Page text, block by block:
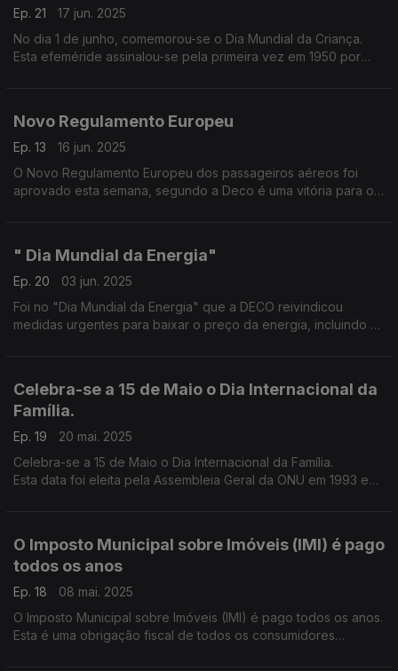
Ep. 21
17 jun. 2025
No dia 1 de junho, comemorou-se o Dia Mundial da Criança.
Esta efeméride assinalou-se pela primeira vez em 1950 por
Novo Regulamento Europeu
Ep. 13
16 jun. 2025
O Novo Regulamento Europeu dos passageiros aéreos foi
aprovado esta semana, segundo a Deco é uma vitória para os
" Dia Mundial da Energia"
Ep. 20
03 jun. 2025
Foi no "Dia Mundial da Energia" que a DECO reivindicou
medidas urgentes para baixar o preço da energia, incluindo o
Celebra-se a 15 de Maio o Dia Internacional da
Família.
Ep. 19
20 mai. 2025
Celebra-se a 15 de Maio o Dia Internacional da Família.
Esta data foi eleita pela Assembleia Geral da ONU em 1993 e
O Imposto Municipal sobre Imóveis (IMI) é pago
todos os anos
Ep. 18
08 mai. 2025
O Imposto Municipal sobre Imóveis (IMI) é pago todos os anos.
Esta é uma obrigação fiscal de todos os consumidores